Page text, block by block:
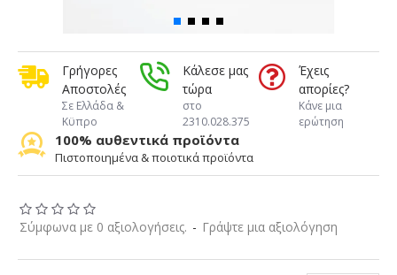
Γρήγορες
Αποστολές
Σε Ελλάδα &
Κϋπρο
Κάλεσε μας
τώρα
στο
2310.028.375
Έχεις
απορίες?
Κάνε μια
ερώτηση
100% αυθεντικά προϊόντα
Πιστοποιημένα & ποιοτικά προϊόντα
Σύμφωνα με 0 αξιολογήσεις. - Γράψτε μια αξιολόγηση